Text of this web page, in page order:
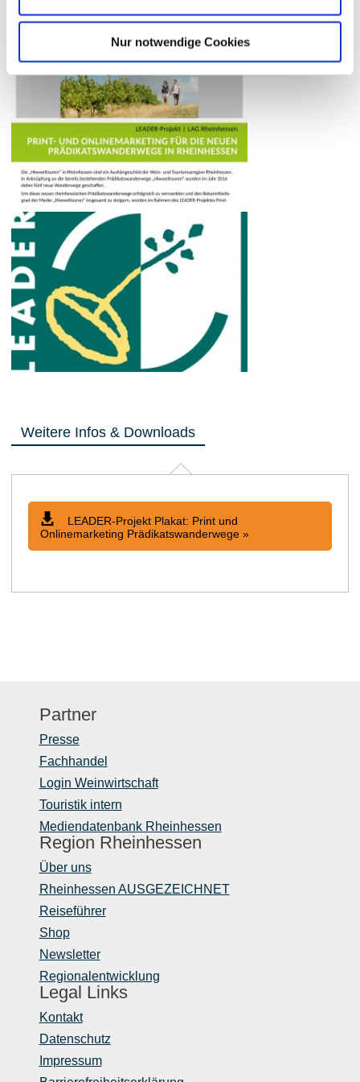
Nur notwendige Cookies
Weitere Infos & Downloads
LEADER-Projekt Plakat: Print und
Onlinemarketing Prädikatswanderwege »
Partner
Presse
Fachhandel
Login Weinwirtschaft
Touristik intern
Mediendatenbank Rheinhessen
Region Rheinhessen
Über uns
Rheinhessen AUSGEZEICHNET
Reiseführer
Shop
Newsletter
Regionalentwicklung
Legal Links
Kontakt
Datenschutz
Impressum